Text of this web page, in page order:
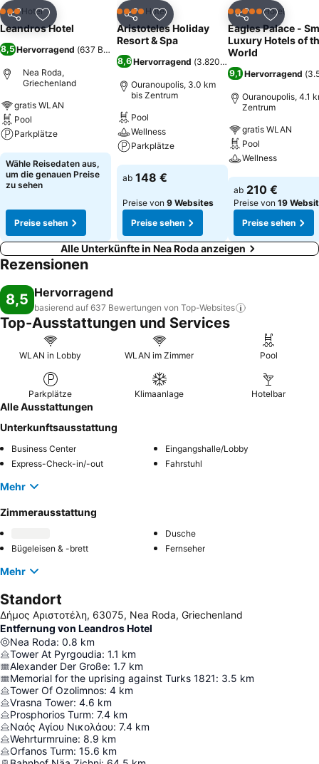
us by the property. However, charges can vary, for example, based
on length of stay or the room you book.
Teilen Zu Favoriten hinzufügen
3 SterneHotel
Leandros Hotel
8,5Hervorragend (637 Bewertungen
Nea Roda,
Griechenland
gratis WLAN
Pool
Parkplätze
Preise sehen
Wähle Reisedaten aus,
um die genauen Preise
zu sehen
Preise sehen
Teilen Zu Favoriten hinzufügen
4 SterneHotel
Aristoteles Holiday
Resort & Spa
8,6Hervorragend (3.820 Bewertungen
Ouranoupolis, 3.0 km
bis Zentrum
Pool
Wellness
Parkplätze
Preise sehen
ab 148 €
Preise von 9 Websites
Preise sehen
Teilen Zu
5 Sterne Hotel
Eagles Palace -
Luxury Hotels of
World
9,1 Hervorragend (
Ouranoupolis, 4.1
Zentrum
gratis WLAN
Pool
Wellness
Preise sehen
ab 210 €
Preise von 19
Preise sehen
Alle Unterkünfte in Nea Roda anzeigen
Rezensionen
8,5 Hervorragend
basierend auf 637 Bewertungen von Top-Websites
Top-Ausstattungen und Services
WLAN in Lobby WLAN im Zimmer Pool
Parkplätze Klimaanlage Hotelbar
Alle Ausstattungen
Unterkunftsausstattung
Business Center
Eingangshalle/Lobby
Express-Check-in/-out
Fahrstuhl
Mehr
Zimmerausstattung
Dusche
Bügeleisen & -brett
Fernseher
Mehr
Standort
Δήμος Αριστοτέλη, 63075, Nea Roda, Griechenland
Entfernung von Leandros Hotel
Nea Roda: 0.8 km
Tower At Pyrgoudia: 1.1 km
Alexander Der Große: 1.7 km
Memorial for the uprising against Turks 1821: 3.5 km
Tower Of Ozolimnos: 4 km
Vrasna Tower: 4.6 km
Prosphorios Turm: 7.4 km
Ναός Αγίου Νικολάου: 7.4 km
Wehrturmruine: 8.9 km
Orfanos Turm: 15.6 km